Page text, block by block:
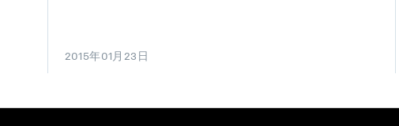
2015年01月23日